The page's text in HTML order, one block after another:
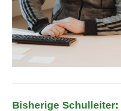
Bisherige Schulleiter: